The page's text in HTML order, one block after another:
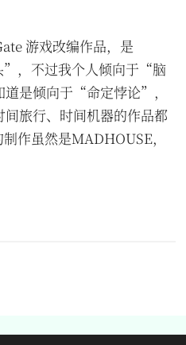
游戏改编作品，是
”，不过我个人倾向于“脑
是倾向于“命定悖论”，
旅行、时间机器的作品都
作虽然是MADHOUSE，